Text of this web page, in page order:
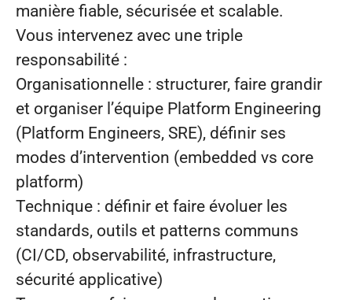
manière fiable, sécurisée et scalable.
Vous intervenez avec une triple
responsabilité :
Organisationnelle : structurer, faire grandir
et organiser l’équipe Platform Engineering
(Platform Engineers, SRE), définir ses
modes d’intervention (embedded vs core
platform)
Technique : définir et faire évoluer les
standards, outils et patterns communs
(CI/CD, observabilité, infrastructure,
sécurité applicative)